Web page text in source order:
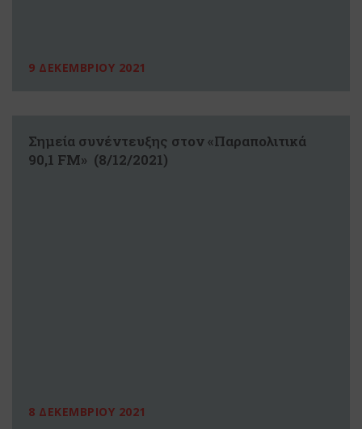
9 ΔΕΚΕΜΒΡΙΟΥ 2021
Σημεία συνέντευξης στον «Παραπολιτικά
90,1 FM» (8/12/2021)
8 ΔΕΚΕΜΒΡΙΟΥ 2021